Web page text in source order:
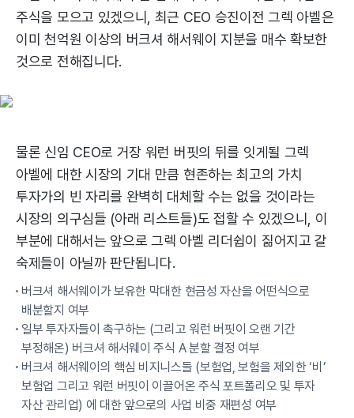
주식을 모으고 있겠으니, 최근 CEO 승진이전 그렉 아벨은
이미 천억원 이상의 버크셔 해서웨이 지분을 매수 확보한
것으로 전해집니다.
물론 신임 CEO로 거장 워런 버핏의 뒤를 잇게될 그렉
아벨에 대한 시장의 기대 만큼 현존하는 최고의 가치
투자가의 빈 자리를 완벽히 대체할 수는 없을 것이라는
시장의 의구심들 (아래 리스트들)도 접할 수 있겠으니, 이
부분에 대해서는 앞으로 그렉 아벨 리더쉽이 짊어지고 갈
숙제들이 아닐까 판단됩니다.
버크셔 해서웨이가 보유한 막대한 현금성 자산을 어떤식으로
배분할지 여부
일부 투자자들이 촉구하는 (그리고 워런 버핏이 오랜 기간
부정해온) 버크셔 해서웨이 주식 A 분할 결정 여부
버크셔 해서웨이의 핵심 비지니스들 (보험업, 보험을 제외한 ‘비’
보험업 그리고 워런 버핏이 이끌어온 주식 포트폴리오 및 투자
자산 관리업) 에 대한 앞으로의 사업 비중 재편성 여부